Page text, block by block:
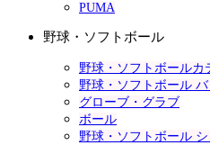
PUMA
野球・ソフトボール
野球・ソフトボールカ
野球・ソフトボール バ
グローブ・グラブ
ボール
野球・ソフトボール